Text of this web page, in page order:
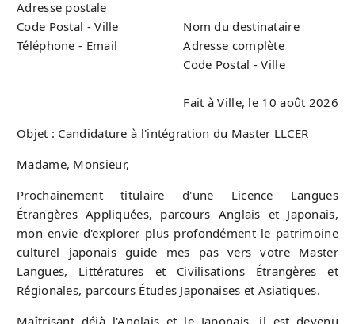
Adresse postale
Code Postal - Ville
Téléphone - Email
Nom du destinataire
Adresse complète
Code Postal - Ville
Fait à Ville, le 10 août 2026
Objet : Candidature à l'intégration du Master LLCER
Madame, Monsieur,
Prochainement titulaire d'une Licence Langues
Étrangères Appliquées, parcours Anglais et Japonais,
mon envie d'explorer plus profondément le patrimoine
culturel japonais guide mes pas vers votre Master
Langues, Littératures et Civilisations Étrangères et
Régionales, parcours Études Japonaises et Asiatiques.